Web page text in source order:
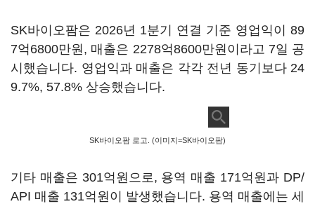
SK바이오팜은 2026년 1분기 연결 기준 영업익이 89
7억6800만원, 매출은 2278억8600만원이라고 7일 공
시했습니다. 영업익과 매출은 각각 전년 동기보다 24
9.7%, 57.8% 상승했습니다.
SK바이오팜 로고. (이미지=SK바이오팜)
기타 매출은 301억원으로, 용역 매출 171억원과 DP/
API 매출 131억원이 발생했습니다. 용역 매출에는 세